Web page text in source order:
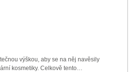
výškou, aby se na něj navěsily
kosmetiky. Celkově tento…